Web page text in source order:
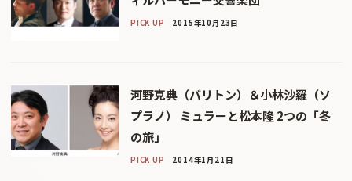
PICK UP 2015年10月23日
河野克典（バリトン）＆小林沙羅（ソ
プラノ） ミュラーと松本隆 2つの「冬
の旅」
PICK UP 2014年1月21日